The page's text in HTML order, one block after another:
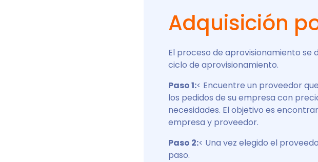
Adquisición
El proceso de aprovisionamiento se
ciclo de aprovisionamiento.
Paso 1:< Encuentre un proveedor
los pedidos de su empresa con
necesidades. El objetivo es
empresa y proveedor.
Paso 2:< Una vez elegido el
paso.